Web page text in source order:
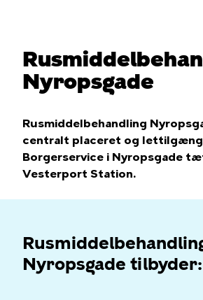
Nyropsgade
Rusmiddelbehandling
centralt placeret og
Borgerservice i Nyropsgade
Vesterport Station.
Nyropsgade tilbyder: